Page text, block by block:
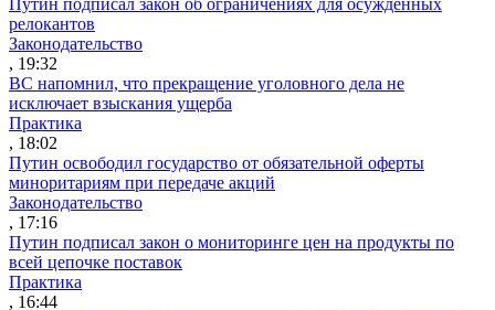
релокантов
Законодательство
, 19:32
ВС напомнил, что прекращение уголовного дела не
исключает взыскания ущерба
Практика
, 18:02
Путин освободил государство от обязательной оферты
миноритариям при передаче акций
Законодательство
, 17:16
Путин подписал закон о мониторинге цен на продукты по
всей цепочке поставок
Практика
, 16:44